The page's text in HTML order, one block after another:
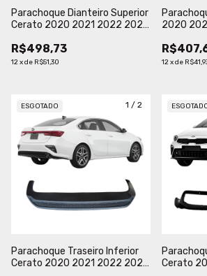
Parachoque Dianteiro Superior
Cerato 2020 2021 2022 2023
R$498,73
12xde R$51,30
2020
Liso
12xde
1 / 2
ESGOTADO
Parachoque Traseiro Inferior
Cerato 2020 2021 2022 2023
Cerato